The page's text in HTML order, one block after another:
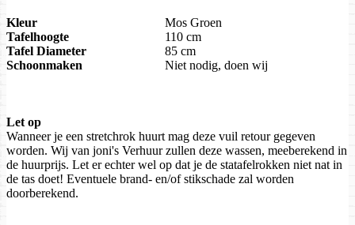
Kleur
Mos Groen
Tafelhoogte
110 cm
Tafel Diameter
85 cm
Schoonmaken
Niet nodig, doen wij
Let op
Wanneer je een stretchrok huurt mag deze vuil retour gegeven
worden. Wij van joni's Verhuur zullen deze wassen, meeberekend in
de huurprijs. Let er echter wel op dat je de statafelrokken niet nat in
de tas doet! Eventuele brand- en/of stikschade zal worden
doorberekend.